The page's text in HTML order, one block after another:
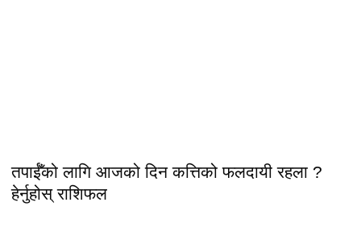
तपाईँको लागि आजको दिन कत्तिको फलदायी रहला ?
हेर्नुहोस् राशिफल